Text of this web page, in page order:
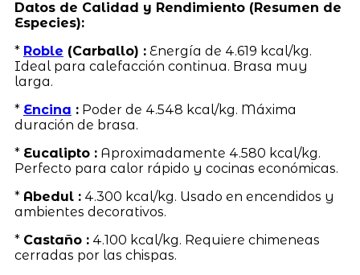
Datos de Calidad y Rendimiento (Resumen de
Especies):
* Roble (Carballo) :Energía de 4.619 kcal/kg.
Ideal para calefacción continua. Brasa muy
larga.
* Encina :Poder de 4.548 kcal/kg. Máxima
duración de brasa.
* Eucalipto :Aproximadamente 4.580 kcal/kg.
Perfecto para calor rápido y cocinas económicas.
* Abedul :4.300 kcal/kg. Usado en encendidos y
ambientes decorativos.
* Castaño :4.100 kcal/kg. Requiere chimeneas
cerradas por las chispas.